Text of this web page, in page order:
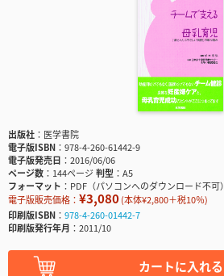
出版社
医学書院
電子版ISBN
978-4-260-61442-9
電子版発売日
2016/06/06
ページ数
144ページ判型
A5
フォーマット
PDF（パソコンへのダウンロード不可）
電子版販売価格： ¥3,080(本体¥2,800＋税10％)
印刷版ISBN
978-4-260-01442-7
印刷版発行年月
2011/10
カートに入れる